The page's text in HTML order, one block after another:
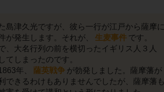
島津久光ですが、彼ら一行が江戸から薩摩に
が発生します。それが、
生麦事件 です。
、大名行列の前を横切ったイギリス人３人
てしまったのです。
年、
薩英戦争 が勃発しました。薩摩藩が
できるわけもありませんでしたが、薩摩藩も